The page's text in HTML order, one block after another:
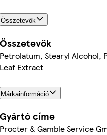
Összetevők
Összetevők
Petrolatum, Stearyl Alcohol,
Leaf Extract
Márkainformáció
Gyártó címe
Procter & Gamble Service